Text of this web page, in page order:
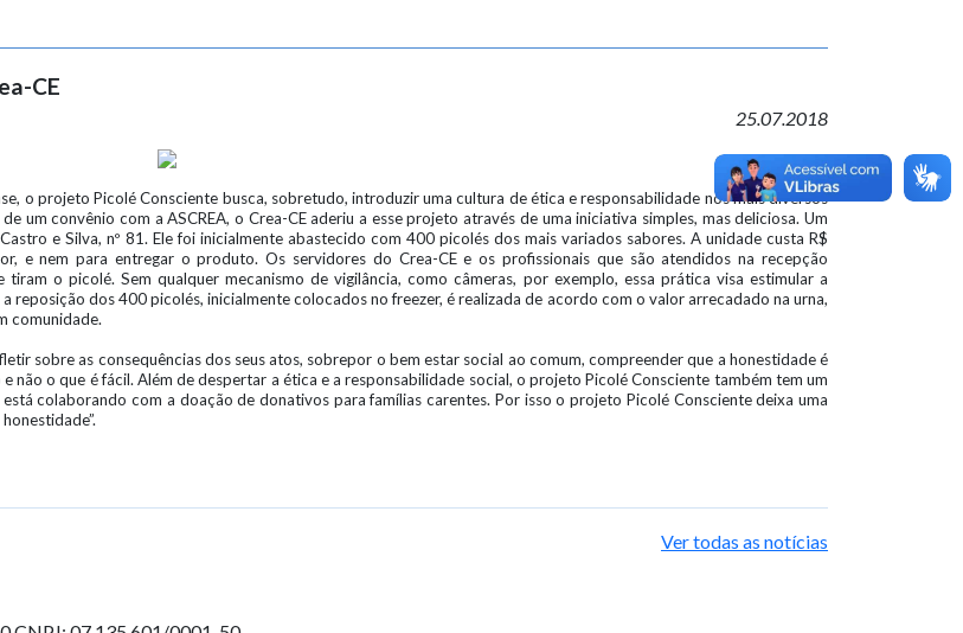
CE
25.07.2018
o projeto Picolé Consciente busca, sobretudo, introduzir uma cultura de ética e responsabilidade nos mais diversos
um convênio com a ASCREA, o Crea-CE aderiu a esse projeto através de uma iniciativa simples, mas deliciosa. Um
e Silva, nº 81. Ele foi inicialmente abastecido com 400 picolés dos mais variados sabores. A unidade custa R$
e nem para entregar o produto. Os servidores do Crea-CE e os profissionais que são atendidos na recepção
o picolé. Sem qualquer mecanismo de vigilância, como câmeras, por exemplo, essa prática visa estimular a
dos 400 picolés, inicialmente colocados no freezer, é realizada de acordo com o valor arrecadado na urna,
comunidade.
sobre as consequências dos seus atos, sobrepor o bem estar social ao comum, compreender que a honestidade é
não o que é fácil. Além de despertar a ética e a responsabilidade social, o projeto Picolé Consciente também tem um
colaborando com a doação de donativos para famílias carentes. Por isso o projeto Picolé Consciente deixa uma
Ver todas as notícias